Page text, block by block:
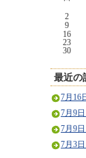
2
9
16
23
30
最近の
7月16
7月9
7月9
7月3